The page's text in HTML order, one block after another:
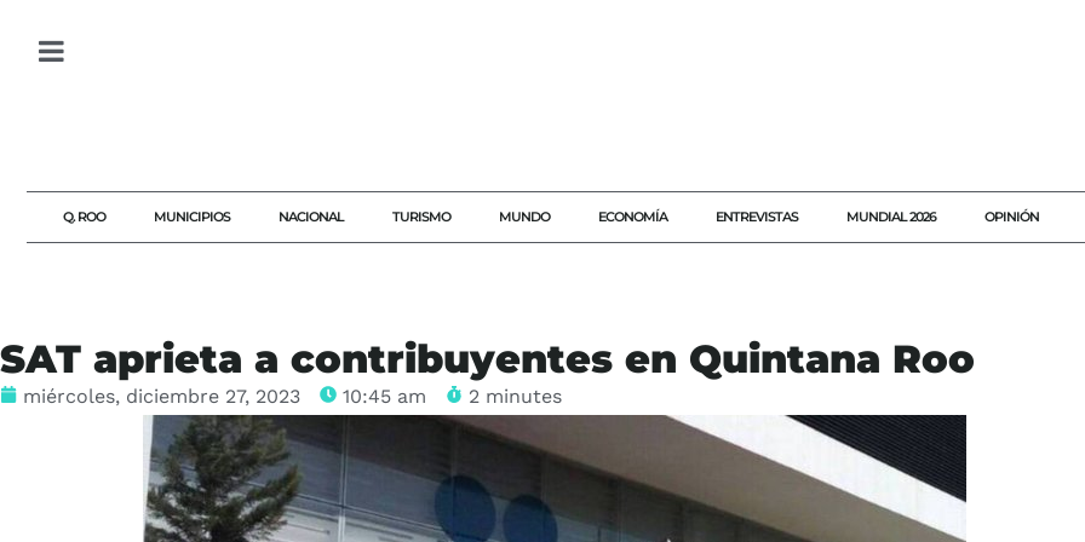
Q. ROO MUNICIPIOS NACIONAL TURISMO MUNDO ECONOMÍA ENTREVISTAS MUNDIAL 2026 OPINIÓN
SAT aprieta a contribuyentes en Quintana Roo
miércoles, diciembre 27, 2023 10:45 am 2 minutes